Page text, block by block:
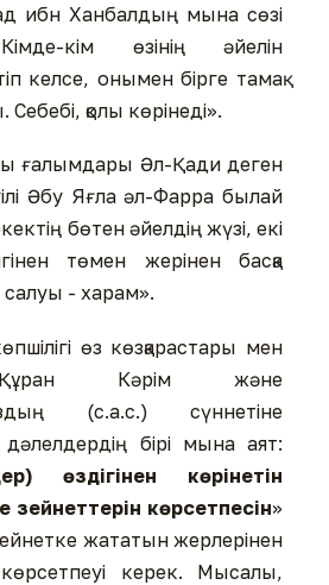
ибн Ханбалдың мына сөзі
кім өзінің әйелін
келсе, онымен бірге тамақ
қолы көрінеді».
ғалымдары Әл-Қади деген
Әбу Яғла әл-Фарра былай
бөтен әйелдің жүзі, екі
төмен жерінен басқа
салуы - харам».
өз көзқарастары мен
Құран Кәрім және
(с.а.с.) сүннетіне
дәлелдердің бірі мына аят:
өздігінен көрінетін
зейнеттерін көрсетпесін»
жататын жерлерінен
керек. Мысалы,